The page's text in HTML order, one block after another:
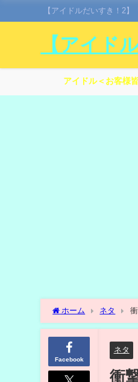
【アイドルだいすき！2】
【アイド
アイドル＜お客様
ホーム ネタ
Facebook
ネタ
衝